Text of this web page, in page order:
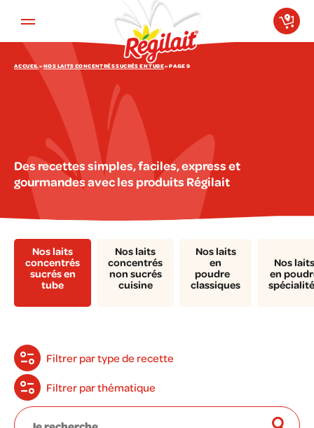
ACCUEIL»NOS LAITS CONCENTRÉS SUCRÉS EN TUBE»PAGE 9
Des recettes simples, faciles, express et
gourmandes avec les produits Régilait
Nos laits
concentrés
sucrés en
tube
Nos laits
concentrés
non sucrés
cuisine
Nos laits
en
poudre
classiques
Nos laits
en
Filtrer par type de recette
Filtrer par thématique